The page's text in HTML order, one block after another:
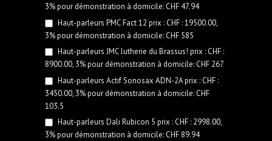
3% pour démonstration à domicile: CHF 47.94
Haut-parleurs PMC Fact 12 prix : CHF : 19500.00,
3% pour démonstration à domicile: CHF 585
Haut-parleurs JMC lutherie du Brassus! prix : CHF :
8900.00, 3% pour démonstration à domicile: CHF 267
Haut-parleurs Actif Sonosax ADN-2A prix : CHF :
3450.00, 3% pour démonstration à domicile: CHF
103.5
Haut-parleurs Dali Rubicon 5 prix : CHF : 2998.00,
3% pour démonstration à domicile: CHF 89.94